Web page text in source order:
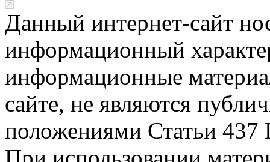
Данный интернет-сайт
информационный
информационные
сайте, не являются
положениями Статьи 437